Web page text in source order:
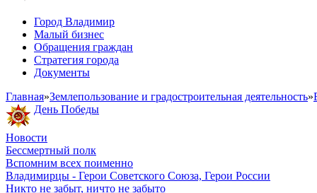
Город Владимир
Малый бизнес
Обращения граждан
Стратегия города
Документы
Главная»Землепользование и градостроительная деятельность»
День Победы
Новости
Бессмертный полк
Вспомним всех поименно
Владимирцы - Герои Советского Союза, Герои России
Никто не забыт, ничто не забыто